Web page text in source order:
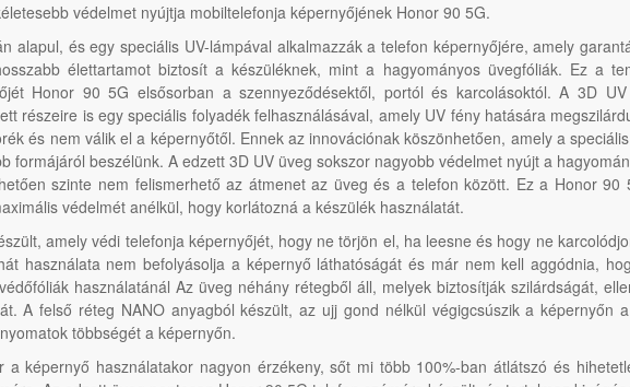
védelmet nyújtja mobiltelefonja képernyőjének Honor 90 5G.
alapul, és egy speciális UV-lámpával alkalmazzák a telefon képernyőjére, amely
élettartamot biztosít a készüléknek, mint a hagyományos üvegfóliák. Ez a
Honor 90 5G elsősorban a szennyeződésektől, portól és karcolásoktól. A 3D
részeire is egy speciális folyadék felhasználásával, amely UV fény hatására
és nem válik el a képernyőtől. Ennek az innovációnak köszönhetően, amely a
formájáról beszélünk. A edzett 3D UV üveg sokszor nagyobb védelmet nyújt a
szinte nem felismerhető az átmenet az üveg és a telefon között. Ez a Honor
védelmét anélkül, hogy korlátozná a készülék használatát.
amely védi telefonja képernyőjét, hogy ne törjön el, ha leesne és hogy ne
használata nem befolyásolja a képernyő láthatóságát és már nem kell aggódnia,
használatánál Az üveg néhány rétegből áll, melyek biztosítják szilárdságát,
A felső réteg NANO anyagból készült, az ujj gond nélkül végigcsúszik a képernyőn
többségét a képernyőn.
a képernyő használatakor nagyon érzékeny, sőt mi több 100%-ban átlátszó és